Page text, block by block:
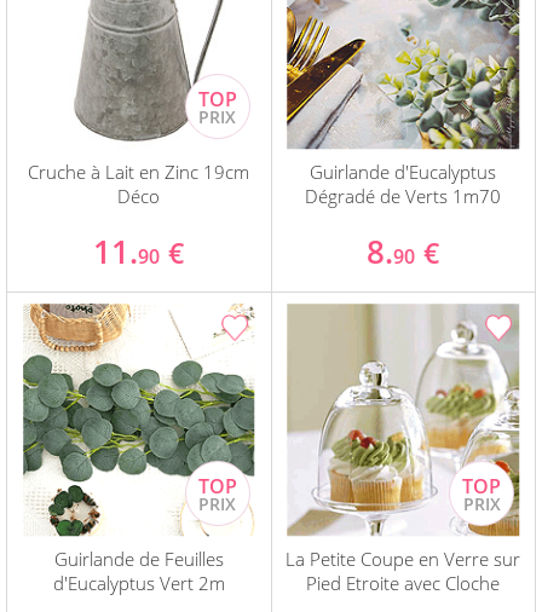
Cruche à Lait en Zinc 19cm
Déco
11.90 €
Guirlande d'Eucalyptus
Dégradé de Verts 1m70
8.90 €
Guirlande de Feuilles
d'Eucalyptus Vert 2m
La Petite Coupe en Verre sur
Pied Etroite avec Cloche